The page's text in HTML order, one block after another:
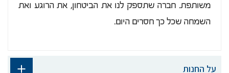
משותפת. חברה שתספק לנו את הביטחון, את הרוגע ואת
השמחה שכל כך חסרים היום.
על החנות